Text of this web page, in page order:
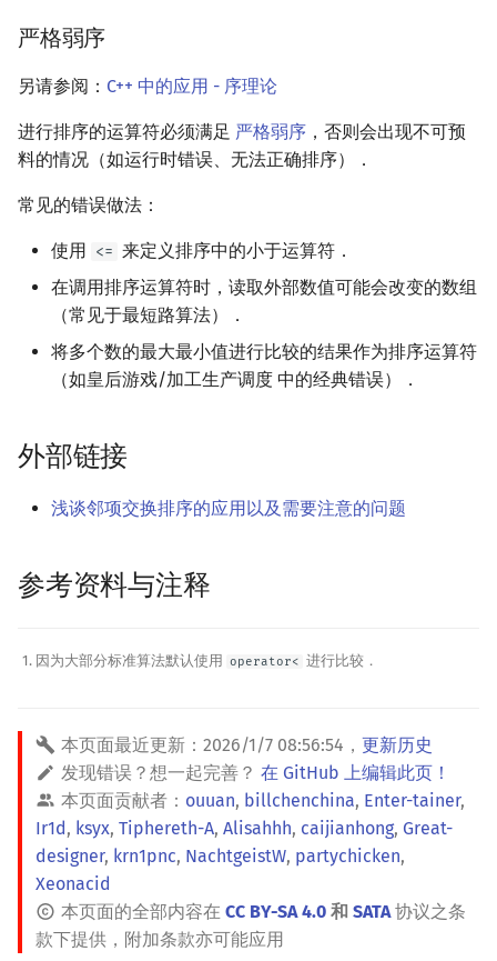
严格弱序
另请参阅： C++ 中的应用 - 序理论
进行排序的运算符必须满足 严格弱序 ，否则会出现不可预
料的情况（如运行时错误、无法正确排序）．
常见的错误做法：
使用 <= 来定义排序中的小于运算符．
在调用排序运算符时，读取外部数值可能会改变的数组
（常见于最短路算法）．
将多个数的最大最小值进行比较的结果作为排序运算符
（如皇后游戏/加工生产调度 中的经典错误）．
外部链接
浅谈邻项交换排序的应用以及需要注意的问题
参考资料与注释
因为大部分标准算法默认使用 operator< 进行比较．
本页面最近更新： 2026/1/7 08:56:54 ， 更新历史
发现错误？想一起完善？ 在 GitHub 上编辑此页！
本页面贡献者： ouuan, billchenchina, Enter-tainer,
Ir1d, ksyx, Tiphereth-A, Alisahhh, caijianhong, Great-
designer, krn1pnc, NachtgeistW, partychicken,
Xeonacid
本页面的全部内容在 CC BY-SA 4.0 和 SATA协议之条
款下提供，附加条款亦可能应用